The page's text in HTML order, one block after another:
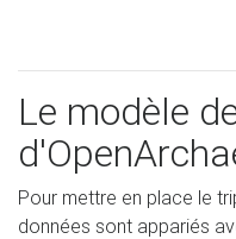
Le modèle
Pour mettre en place le
données sont appariés